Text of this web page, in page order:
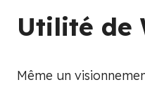
Utilité de
Même un